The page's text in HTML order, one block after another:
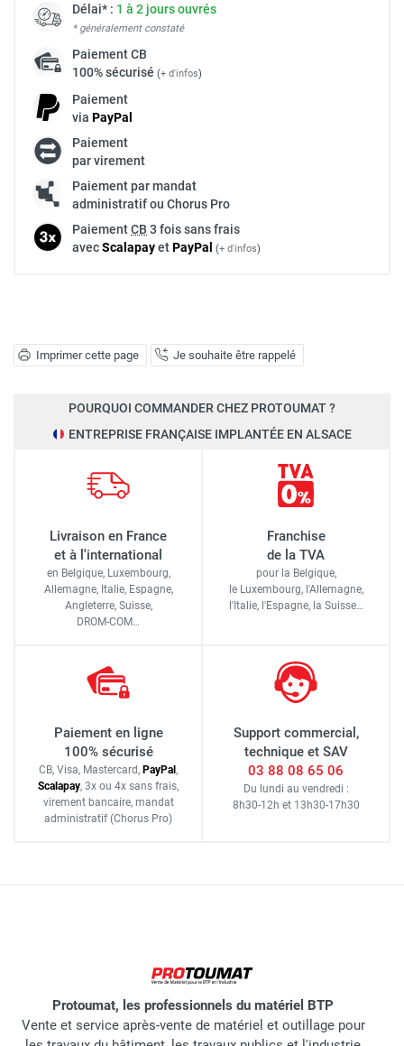
Imprimer cette page Je souhaite être rappelé
Délai* : 1 à 2 jours ouvrés
* généralement constaté
PaiementCB
100% sécurisé (+ d'infos)
Paiement
via PayPal
Paiement
par virement
Paiement par mandat
administratif ou Chorus Pro
PaiementCB 3 fois sans frais
avecScalapayetPayPal (+ d'infos)
POURQUOI COMMANDER CHEZ PROTOUMAT ?
ENTREPRISE FRANÇAISE IMPLANTÉE EN ALSACE
Livraison en France
et à l'international
en Belgique, Luxembourg,
Allemagne, Italie, Espagne,
Angleterre, Suisse,
DROM-COM…
Franchise
de la TVA
pour la Belgique,
le Luxembourg, l'Allemagne,
l'Italie, l'Espagne, la Suisse…
Paiement en ligne
100% sécurisé
CB, Visa, Mastercard, PayPal,
Scalapay, 3x ou 4x sans frais,
virement bancaire, mandat
administratif (Chorus Pro)
Support commercial,
technique et SAV
03 88 08 65 06
Du lundi au vendredi :
8h30-12h et 13h30-17h30
Protoumat, les professionnels du matériel BTP
Vente et service après-vente de matériel et outillage pour